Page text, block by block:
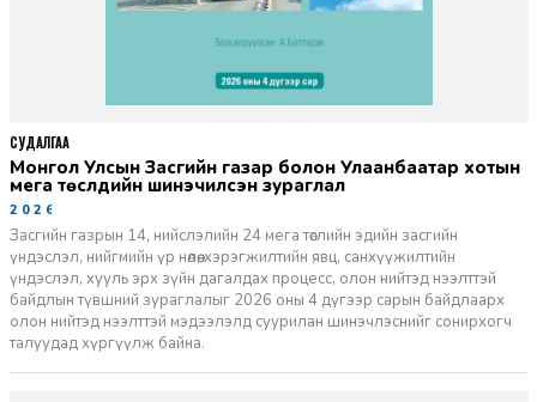
Монгол Улсын Засгийн газар болон Улаанбаатар хотын
мега төслүүдийн шинэчилсэн зураглал
2026-06-29
Засгийн газрын 14, нийслэлийн 24 мега төслийн эдийн засгийн
үндэслэл, нийгмийн үр нөлөө, хэрэгжилтийн явц, санхүүжилтийн
үндэслэл, хууль эрх зүйн дагалдах процесс, олон нийтэд нээлттэй
байдлын түвшний зураглалыг 2026 оны 4 дүгээр сарын байдлаарх
олон нийтэд нээлттэй мэдээлэлд суурилан шинэчлэснийг сонирхогч
талуудад хүргүүлж байна.
СУДАЛГАА